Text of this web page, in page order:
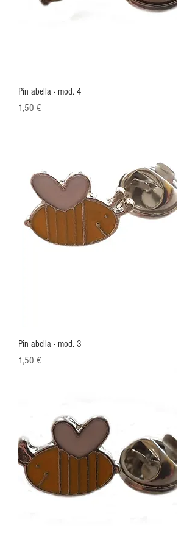
Pin abella - mod. 4
Preu
1,50 €
Pin abella - mod. 3
Preu
1,50 €